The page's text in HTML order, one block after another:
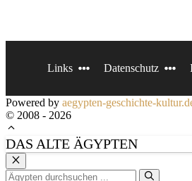
Links Datenschutz
Powered by aegypten-geschichte-
© 2008 - 2026
DAS ALTE ÄGYPTEN
Schließen
Suchen